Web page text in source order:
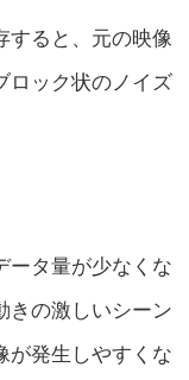
すると、元の映像
ロック状のノイズ
ータ量が少なくな
きの激しいシーン
が発生しやすくな